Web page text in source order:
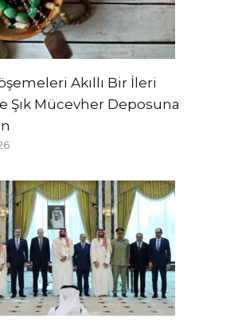
Akıllı Bir İleri
Şık Mücevher Deposuna